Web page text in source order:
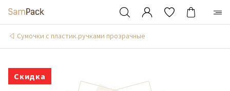
Сумочки с пластик.ручками прозрачные
Скидка